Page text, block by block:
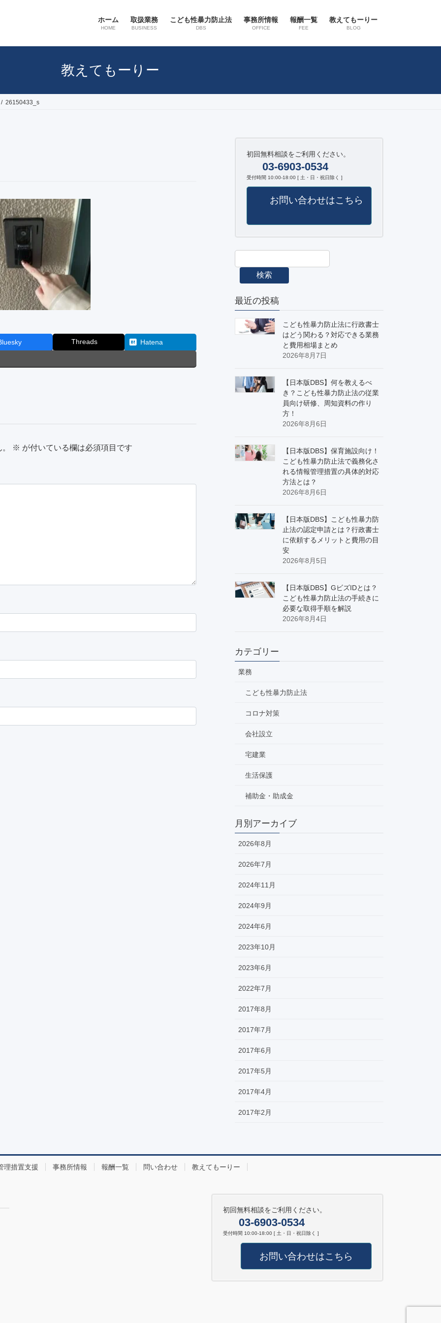
ホーム
HOME
取扱業務
BUSINESS
こども性暴力防止法
DBS
事務所情報
OFFICE
報酬一覧
FEE
教えてもーりー
BLOG
教えてもーりー
26150433_s
Threads Hatena
※ が付いている欄は必須項目です
初回無料相談をご利用ください。
03-6903-0534
受付時間 10:00-18:00 [ 土・日・祝日除く ]
お問い合わせはこちら
検索
最近の投稿
こども性暴力防止法に行政書士
はどう関わる？対応できる業務
と費用相場まとめ
2026年8月7日
【日本版DBS】何を教えるべ
き？こども性暴力防止法の従業
員向け研修、周知資料の作り
方！
2026年8月6日
【日本版DBS】保育施設向け！
こども性暴力防止法で義務化さ
れる情報管理措置の具体的対応
方法とは？
2026年8月6日
【日本版DBS】こども性暴力防
止法の認定申請とは？行政書士
に依頼するメリットと費用の目
安
2026年8月5日
【日本版DBS】GビズIDとは？
こども性暴力防止法の手続きに
必要な取得手順を解説
2026年8月4日
カテゴリー
業務
こども性暴力防止法
コロナ対策
会社設立
宅建業
生活保護
補助金・助成金
月別アーカイブ
2026年8月
2026年7月
2024年11月
2024年9月
2024年6月
2023年10月
2023年6月
2022年7月
2017年8月
2017年7月
2017年6月
2017年5月
2017年4月
2017年2月
理措置支援 事務所情報 報酬一覧 問い合わせ 教えてもーりー
初回無料相談をご利用ください。
03-6903-0534
受付時間 10:00-18:00 [ 土・日・祝日除く ]
お問い合わせはこちら